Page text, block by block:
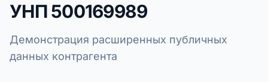
УНП500169989
Демонстрация расширенных публичных
данных контрагента